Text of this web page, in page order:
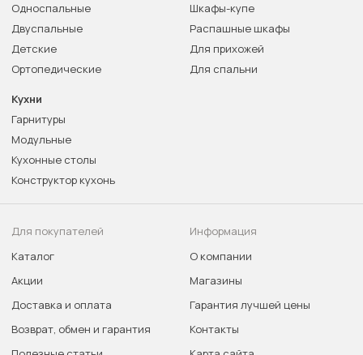
Односпальные
Двуспальные
Детские
Ортопедические
Шкафы-купе
Распашные шкафы
Для прихожей
Для спальни
Кухни
Гарнитуры
Модульные
Кухонные столы
Конструктор кухонь
Для покупателей
Каталог
Акции
Доставка и оплата
Возврат, обмен и гарантия
Информация
О компании
Магазины
Гарантия лучшей цены
Контакты